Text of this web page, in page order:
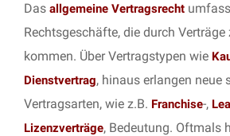
Das allgemeine Vertragsrecht
Rechtsgeschäfte, die durch Verträge
kommen. Über Vertragstypen wie
Dienstvertrag, hinaus erlangen neue
Vertragsarten, wie z.B. Franchise-,
Lizenzverträge, Bedeutung. Oftmals